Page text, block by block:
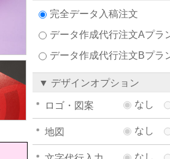
完全データ入稿注文
データ作成代行注文Aプラ
データ作成代行注文Bプラ
▼ デザインオプション
ロゴ・図案 なし
地図 なし
なし